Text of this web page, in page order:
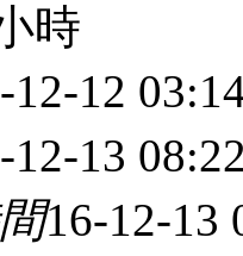
時
12-12
12-13
16-12-13